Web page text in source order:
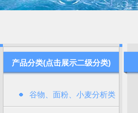
产品分类(点击展示二级分类)
谷物、面粉、小麦分析类